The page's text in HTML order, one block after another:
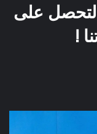
لتحصل على
!